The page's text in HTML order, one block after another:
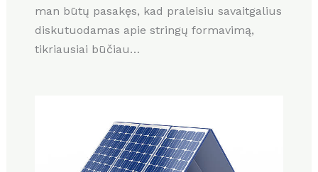
man būtų pasakęs, kad praleisiu savaitgalius
diskutuodamas apie stringų formavimą,
tikriausiai būčiau…